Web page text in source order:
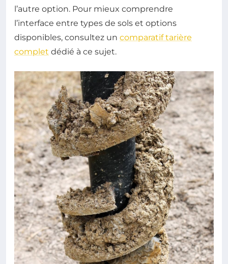
l’autre option. Pour mieux comprendre
l’interface entre types de sols et options
disponibles, consultez un comparatif tarière
complet dédié à ce sujet.